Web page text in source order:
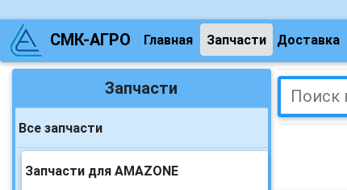
СМК-АГРО Главная Запчасти Доставка
Запчасти
Все запчасти
Запчасти для AMAZONE